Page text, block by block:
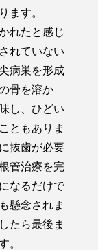
ます。
れたと感じ
れていない
病巣を形成
骨を溶か
し、ひどい
ともありま
抜歯が必要
管治療を完
なるだけで
懸念されま
たら最後ま
。